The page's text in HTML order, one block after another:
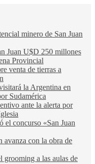
minero de San Juan
Juan U$D 250 millones
Provincial
venta de tierras a
la Argentina en
Sudamérica
ante la alerta por
el concurso «San Juan
avanza con la obra de
grooming a las aulas de